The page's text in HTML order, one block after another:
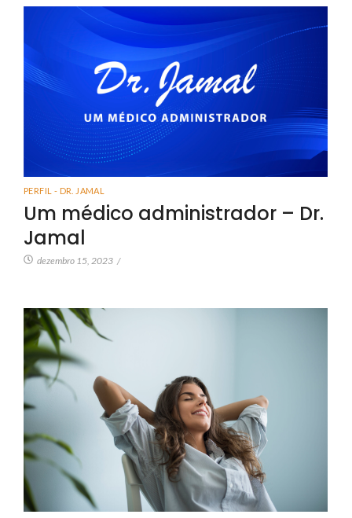
PERFIL - DR. JAMAL
Um médico administrador – Dr.
Jamal
dezembro 15, 2023 /